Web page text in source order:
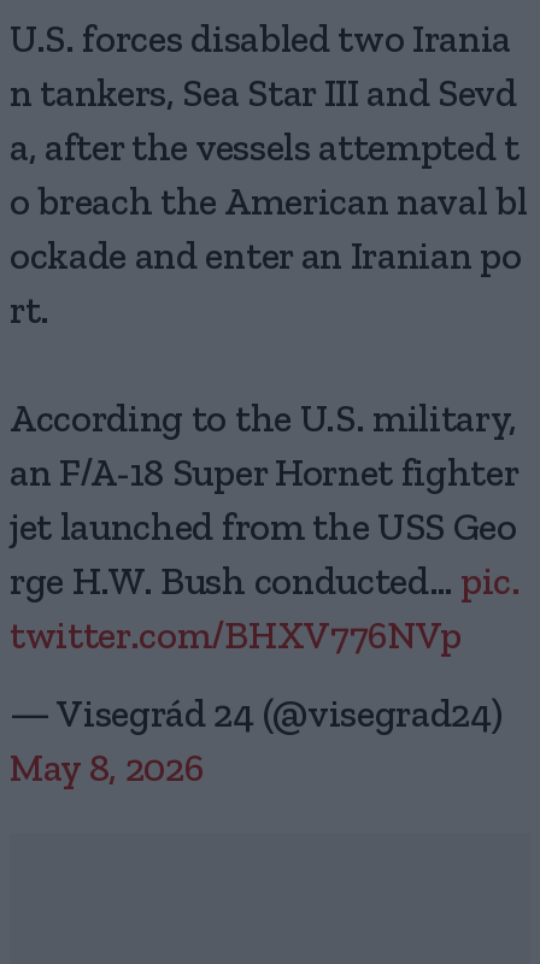
U.S. forces disabled two Irania
n tankers, Sea Star III and Sevd
a, after the vessels attempted t
o breach the American naval bl
ockade and enter an Iranian po
rt.
According to the U.S. military,
an F/A-18 Super Hornet fighter
jet launched from the USS Geo
rge H.W. Bush conducted… pic.
twitter.com/BHXV776NVp
— Visegrád 24 (@visegrad24)
May 8, 2026